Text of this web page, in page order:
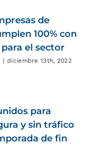
de
100% con
el sector
| diciembre 13th, 2022
para
y sin tráfico
de fin